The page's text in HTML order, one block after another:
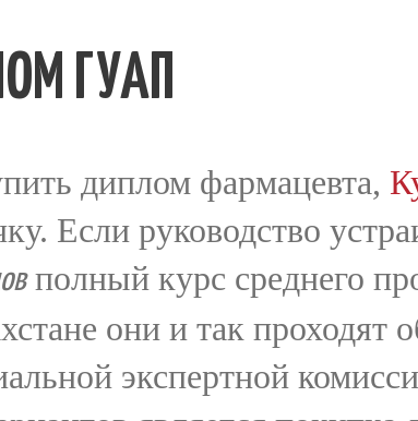
ГУАП
диплом фармацевта,
Если руководство
полный курс среднего
они и так
экспертной